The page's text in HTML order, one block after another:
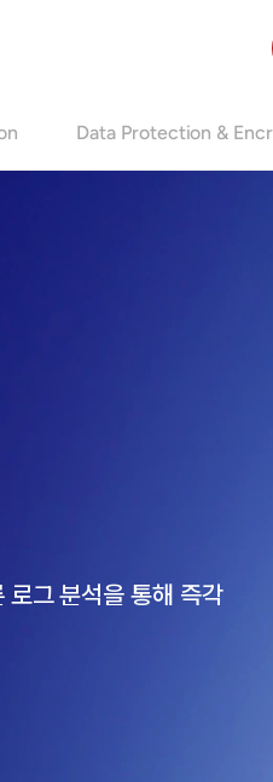
Data Protection &
로그 분석을 통해 즉각